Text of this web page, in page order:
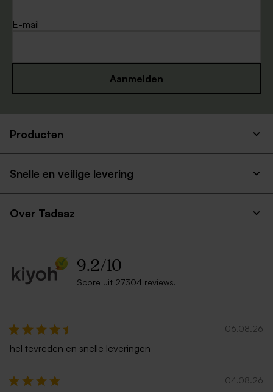
E-mail
Aanmelden
Producten
Snelle en veilige levering
Over Tadaaz
9.2/10
Score uit 27304 reviews.
06.08.26
hel tevreden en snelle leveringen
04.08.26